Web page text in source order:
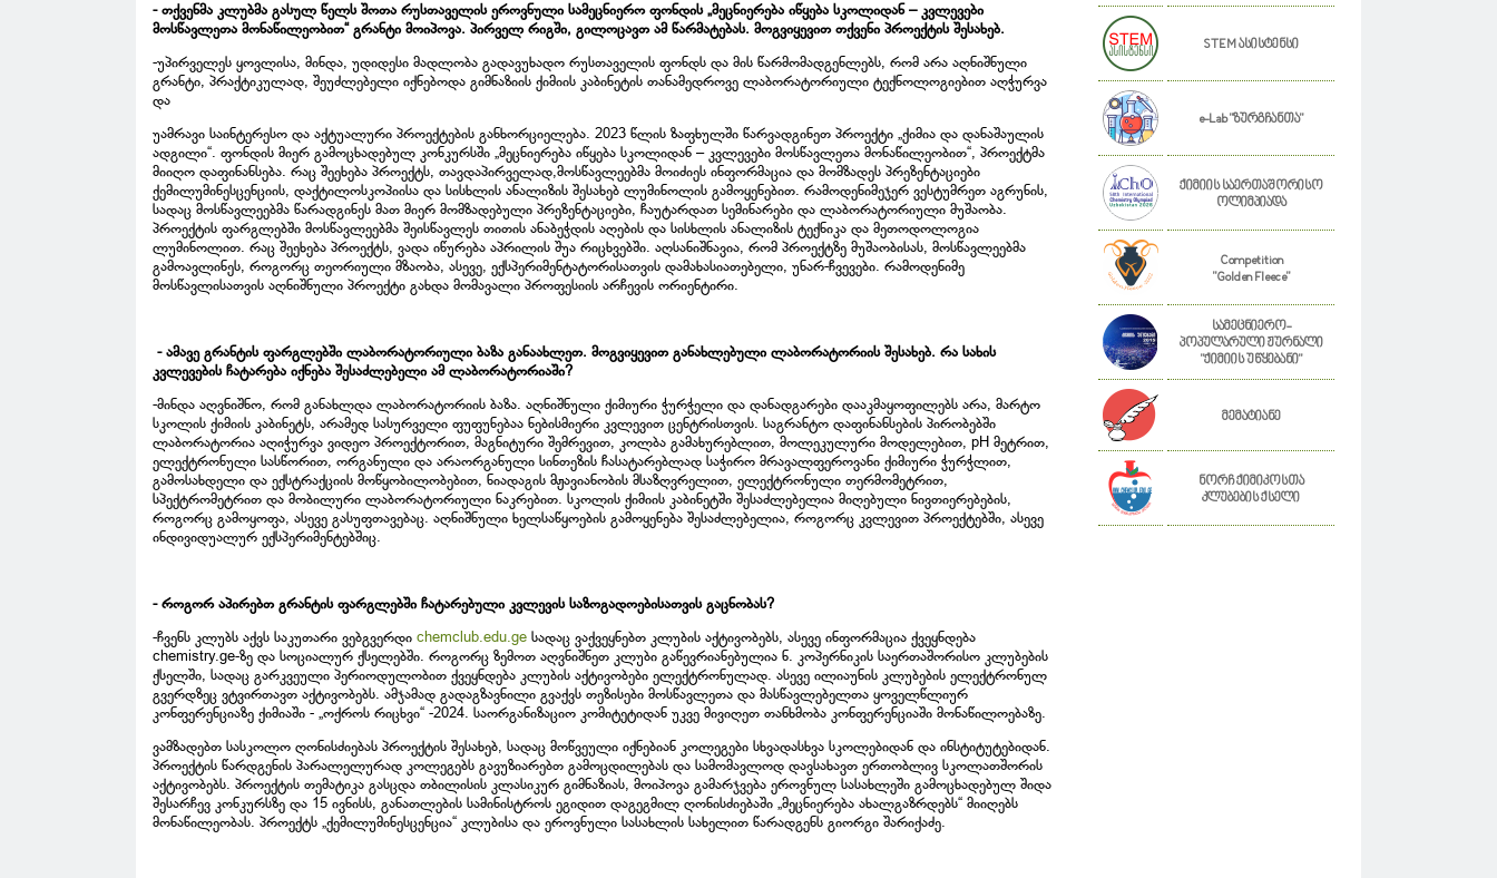
- თქვენმა კლუბმა გასულ წელს შოთა რუსთაველის ეროვნული სამეცნიერო ფონდის „მეცნიერება იწყება სკოლიდან – კვლევები
მოსწავლეთა მონაწილეობით“ გრანტი მოიპოვა. პირველ რიგში, გილოცავთ ამ წარმატებას. მოგვიყევით თქვენი პროექტის შესახებ.
-უპირველეს ყოვლისა, მინდა, უდიდესი მადლობა გადავუხადო რუსთაველის ფონდს და მის წარმომადგენლებს, რომ არა აღნიშნული
გრანტი, პრაქტიკულად, შეუძლებელი იქნებოდა გიმნაზიის ქიმიის კაბინეტის თანამედროვე ლაბორატორიული ტექნოლოგიებით აღჭურვა
და
უამრავი საინტერესო და აქტუალური პროექტების განხორციელება. 2023 წლის ზაფხულში წარვადგინეთ პროექტი „ქიმია და დანაშაულის
ადგილი“. ფონდის მიერ გამოცხადებულ კონკურსში „მეცნიერება იწყება სკოლიდან – კვლევები მოსწავლეთა მონაწილეობით“, პროექტმა
მიიღო დაფინანსება. რაც შეეხება პროექტს, თავდაპირველად,მოსწავლეებმა მოიძიეს ინფორმაცია და მომზადეს პრეზენტაციები
ქემილუმინესცენციის, დაქტილოსკოპიისა და სისხლის ანალიზის შესახებ ლუმინოლის გამოყენებით. რამოდენიმეჯერ ვესტუმრეთ აგრუნის,
სადაც მოსწავლეებმა წარადგინეს მათ მიერ მომზადებული პრეზენტაციები, ჩაუტარდათ სემინარები და ლაბორატორიული მუშაობა.
პროექტის ფარგლებში მოსწავლეებმა შეისწავლეს თითის ანაბეჭდის აღების და სისხლის ანალიზის ტექნიკა და მეთოდოლოგია
ლუმინოლით. რაც შეეხება პროექტს, ვადა იწურება აპრილის შუა რიცხვებში. აღსანიშნავია, რომ პროექტზე მუშაობისას, მოსწავლეებმა
გამოავლინეს, როგორც თეორიული მზაობა, ასევე, ექსპერიმენტატორისათვის დამახასიათებელი, უნარ-ჩვევები. რამოდენიმე
მოსწავლისათვის აღნიშნული პროექტი გახდა მომავალი პროფესიის არჩევის ორიენტირი.
- ამავე გრანტის ფარგლებში ლაბორატორიული ბაზა განაახლეთ. მოგვიყევით განახლებული ლაბორატორიის შესახებ. რა სახის
კვლევების ჩატარება იქნება შესაძლებელი ამ ლაბორატორიაში?
-მინდა აღვნიშნო, რომ განახლდა ლაბორატორიის ბაზა. აღნიშნული ქიმიური ჭურჭელი და დანადგარები დააკმაყოფილებს არა, მარტო
სკოლის ქიმიის კაბინეტს, არამედ სასურველი ფუფუნებაა ნებისმიერი კვლევით ცენტრისთვის. საგრანტო დაფინანსების პირობებში
ლაბორატორია აღიჭურვა ვიდეო პროექტორით, მაგნიტური შემრევით, კოლბა გამახურებლით, მოლეკულური მოდელებით, pH მეტრით,
ელექტრონული სასწორით, ორგანული და არაორგანული სინთეზის ჩასატარებლად საჭირო მრავალფეროვანი ქიმიური ჭურჭლით,
გამოსახდელი და ექსტრაქციის მოწყობილობებით, ნიადაგის მჟავიანობის მსაზღვრელით, ელექტრონული თერმომეტრით,
სპექტრომეტრით და მობილური ლაბორატორიული ნაკრებით. სკოლის ქიმიის კაბინეტში შესაძლებელია მიღებული ნივთიერებების,
როგორც გამოყოფა, ასევე გასუფთავებაც. აღნიშნული ხელსაწყოების გამოყენება შესაძლებელია, როგორც კვლევით პროექტებში, ასევე
ინდივიდუალურ ექსპერიმენტებშიც.
- როგორ აპირებთ გრანტის ფარგლებში ჩატარებული კვლევის საზოგადოებისათვის გაცნობას?
-ჩვენს კლუბს აქვს საკუთარი ვებგვერდი chemclub.edu.ge სადაც ვაქვეყნებთ კლუბის აქტივობებს, ასევე ინფორმაცია ქვეყნდება
chemistry.ge-ზე და სოციალურ ქსელებში. როგორც ზემოთ აღვნიშნეთ კლუბი გაწევრიანებულია ნ. კოპერნიკის საერთაშორისო კლუბების
ქსელში, სადაც გარკვეული პერიოდულობით ქვეყნდება კლუბის აქტივობები ელექტრონულად. ასევე ილიაუნის კლუბების ელექტრონულ
გვერდზეც ვტვირთავთ აქტივობებს. ამჯამად გადაგზავნილი გვაქვს თეზისები მოსწავლეთა და მასწავლებელთა ყოველწლიურ
კონფერენციაზე ქიმიაში - „ოქროს რიცხვი“ -2024. საორგანიზაციო კომიტეტიდან უკვე მივიღეთ თანხმობა კონფერენციაში მონაწილოებაზე.
ვამზადებთ სასკოლო ღონისძიებას პროექტის შესახებ, სადაც მოწვეული იქნებიან კოლეგები სხვადასხვა სკოლებიდან და ინსტიტუტებიდან.
პროექტის წარდგენის პარალელურად კოლეგებს გავუზიარებთ გამოცდილებას და სამომავლოდ დავსახავთ ერთობლივ სკოლათშორის
აქტივობებს. პროექტის თემატიკა გასცდა თბილისის კლასიკურ გიმნაზიას, მოიპოვა გამარჯვება ეროვნულ სასახლეში გამოცხადებულ შიდა
შესარჩევ კონკურსზე და 15 ივნისს, განათლების სამინისტროს ეგიდით დაგეგმილ ღონისძიებაში „მეცნიერება ახალგაზრდებს“ მიიღებს
მონაწილეობას. პროექტს „ქემილუმინესცენცია“ კლუბისა და ეროვნული სასახლის სახელით წარადგენს გიორგი შარიქაძე.
STEM ასისტენსი
e-Lab "ზურგჩანთა"
ქიმიის საერთაშორისო
ოლიმპიადა
Competition
"Golden Fleece"
სამეცნიერო-
პოპულარული ჟურნალი
"ქიმიის უწყებანი"
მემატიანე
ნორჩ ქიმიკოსთა
კლუბების ქსელი